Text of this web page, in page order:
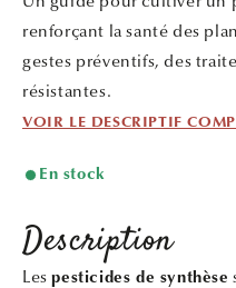
fenêtre
modale
renforçant la santé des
gestes préventifs, des
résistantes.
VOIR LE DESCRIPTIF
En stock
Description
Lespesticides de synthèse